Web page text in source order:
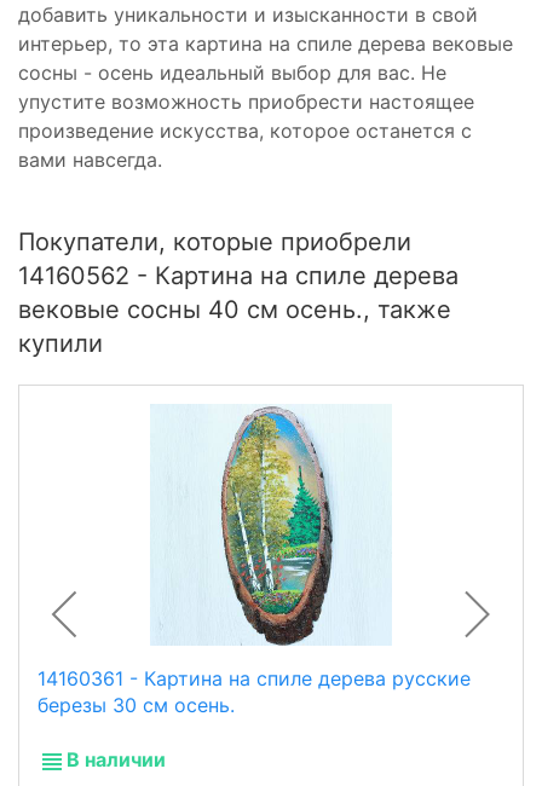
добавить уникальности и изысканности в свой
интерьер, то эта картина на спиле дерева вековые
сосны - осень идеальный выбор для вас. Не
упустите возможность приобрести настоящее
произведение искусства, которое останется с
вами навсегда.
Покупатели, которые приобрели
14160562 - Картина на спиле дерева
вековые сосны 40 см осень., также
купили
14160361 - Картина на спиле дерева русские
березы 30 см осень.
В наличии